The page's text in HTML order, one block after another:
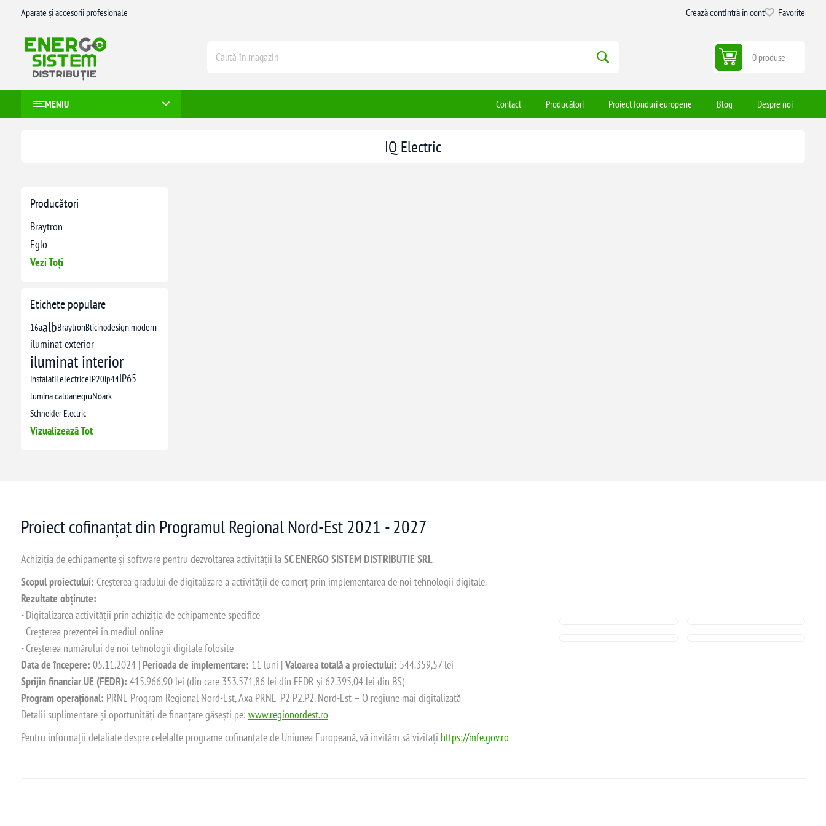
Aparate și accesorii profesionale Crează contIntră în cont Favorite
0 produse
MENIU Contact Producători Proiect fonduri europene Blog Despre noi
Producători
Braytron
Eglo
Vezi Toți
Etichete populare
16aalbBraytronBticinodesign modern
iluminat exterior
iluminat interior
instalatii electriceIP20ip44IP65
lumina caldanegruNoark
Schneider Electric
Vizualizează Tot
IQ Electric
Proiect cofinanțat din Programul Regional Nord-Est 2021 - 2027
Achiziția de echipamente și software pentru dezvoltarea activității laSC ENERGO SISTEM DISTRIBUTIE SRL
Scopul proiectului: Creșterea gradului de digitalizare a activității de comerț prin implementarea de noi tehnologii digitale.
Rezultate obținute:
- Digitalizarea activității prin achiziția de echipamente specifice
- Creșterea prezenței în mediul online
- Creșterea numărului de noi tehnologii digitale folosite
Data de începere: 05.11.2024 | Perioada de implementare: 11 luni |Valoarea totală a proiectului: 544.359,57 lei
Sprijin financiar UE (FEDR): 415.966,90 lei (din care 353.571,86 lei din FEDR și 62.395,04 lei din BS)
Program operațional: PRNE Program Regional Nord-Est, Axa PRNE_P2 P2.P2. Nord-Est – O regiune mai digitalizată
Detalii suplimentare și oportunități de finanțare găsești pe: www.regionordest.ro
Pentru informații detaliate despre celelalte programe cofinanțate de Uniunea Europeană, vă invităm să vizitați https://mfe.gov.ro